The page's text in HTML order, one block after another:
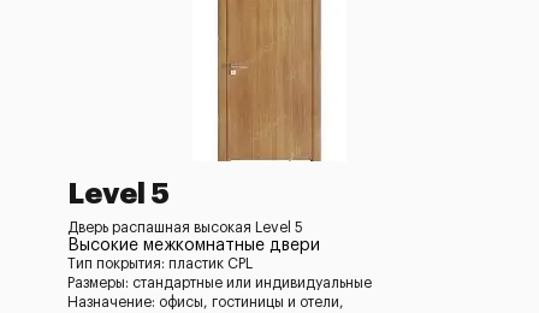
Level 5
Дверь распашная высокая Level 5
Высокие межкомнатные двери
Тип покрытия: пластик CPL
Размеры: стандартные или индивидуальные
Назначение: офисы, гостиницы и отели,